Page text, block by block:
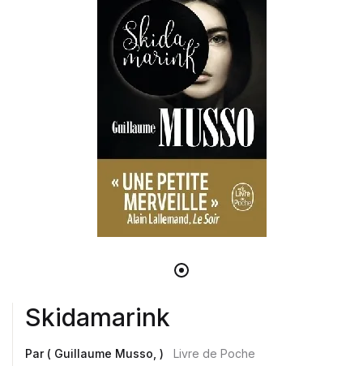
Skidamarink
Par ( Guillaume Musso, ) Livre de Poche